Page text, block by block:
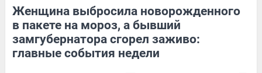
Женщина выбросила новорожденного
в пакете на мороз, а бывший
замгубернатора сгорел заживо:
главные события недели